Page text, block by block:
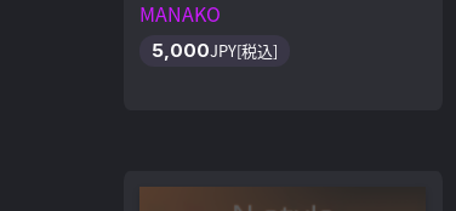
MANAKO
5,000JPY[税込]